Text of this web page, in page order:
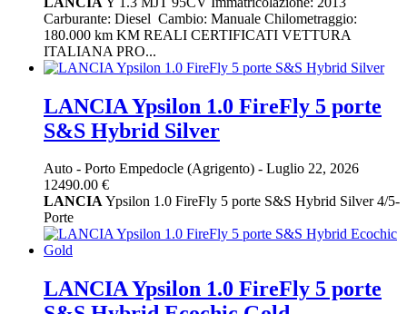
Carburante: Diesel ️ Cambio: Manuale Chilometraggio:
180.000 km KM REALI CERTIFICATI VETTURA
ITALIANA PRO...
LANCIA Ypsilon 1.0 FireFly 5 porte
S&S Hybrid Silver
Auto - Porto Empedocle (Agrigento) - Luglio 22, 2026
12490.00 €
LANCIAYpsilon 1.0 FireFly 5 porte S&S Hybrid Silver 4/5-
Porte
LANCIA Ypsilon 1.0 FireFly 5 porte